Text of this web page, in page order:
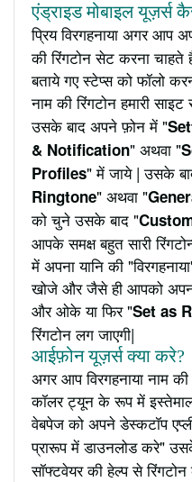
एंड्राइड मोबाइल यूज़र्स
प्रिय विरगहनाया अगर आप
की रिंगटोन सेट करना चाहते
बताये गए स्टेप्स को फॉलो
नाम की रिंगटोन हमारी
उसके बाद अपने फ़ोन में "
& Notification" अथवा "
Profiles" में जाये | उसके
Ringtone" अथवा "
को चुने उसके बाद "
आपके समक्ष बहुत सारी
में अपना यानि की
खोजे और जैसे ही आपको
और ओके या फिर "Set as
रिंगटोन लग जाएगी|
आईफ़ोन यूज़र्स क्या करे?
अगर आप विरगहनाया नाम
कॉलर ट्यून के रूप में
वेबपेज को अपने डेस्कटॉप
प्रारूप में डाउनलोड करे"
सॉफ्टवेयर की हेल्प से